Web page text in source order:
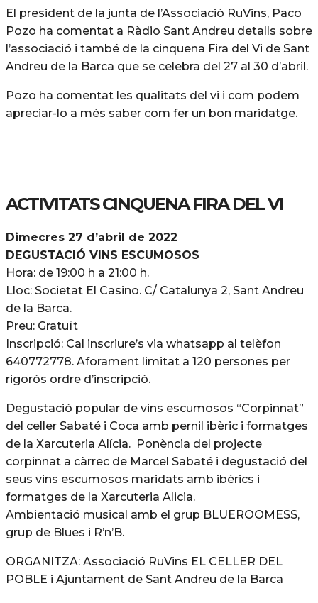
El president de la junta de l’Associació RuVins, Paco
Pozo ha comentat a Ràdio Sant Andreu detalls sobre
l’associació i també de la cinquena Fira del Vi de Sant
Andreu de la Barca que se celebra del 27 al 30 d’abril.
Pozo ha comentat les qualitats del vi i com podem
apreciar-lo a més saber com fer un bon maridatge.
ACTIVITATS CINQUENA FIRA DEL VI
Dimecres 27 d’abril de 2022
DEGUSTACIÓ VINS ESCUMOSOS
Hora: de 19:00 h a 21:00 h.
Lloc: Societat El Casino. C/ Catalunya 2, Sant Andreu
de la Barca.
Preu: Gratuït
Inscripció: Cal inscriure’s via whatsapp al telèfon
640772778. Aforament limitat a 120 persones per
rigorós ordre d’inscripció.
Degustació popular de vins escumosos “Corpinnat”
del celler Sabaté i Coca amb pernil ibèric i formatges
de la Xarcuteria Alícia. Ponència del projecte
corpinnat a càrrec de Marcel Sabaté i degustació del
seus vins escumosos maridats amb ibèrics i
formatges de la Xarcuteria Alicia.
Ambientació musical amb el grup BLUEROOMESS,
grup de Blues i R’n’B.
ORGANITZA: Associació RuVins EL CELLER DEL
POBLE i Ajuntament de Sant Andreu de la Barca